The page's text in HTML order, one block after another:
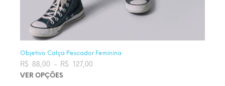
Objetivo Calça Pescador Feminina
R$ 88,00 – R$ 127,00Faixa de preço: R$ 88,00 através
R$ 127,00
VER OPÇÕES